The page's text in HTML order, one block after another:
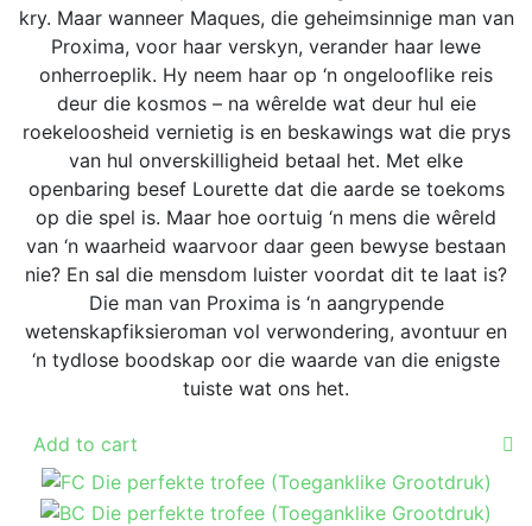
kry. Maar wanneer Maques, die geheimsinnige man van
Proxima, voor haar verskyn, verander haar lewe
onherroeplik. Hy neem haar op ‘n ongelooflike reis
deur die kosmos – na wêrelde wat deur hul eie
roekeloosheid vernietig is en beskawings wat die prys
van hul onverskilligheid betaal het. Met elke
openbaring besef Lourette dat die aarde se toekoms
op die spel is. Maar hoe oortuig ‘n mens die wêreld
van ‘n waarheid waarvoor daar geen bewyse bestaan
nie? En sal die mensdom luister voordat dit te laat is?
Die man van Proxima is ‘n aangrypende
wetenskapfiksieroman vol verwondering, avontuur en
‘n tydlose boodskap oor die waarde van die enigste
tuiste wat ons het.
Add to cart